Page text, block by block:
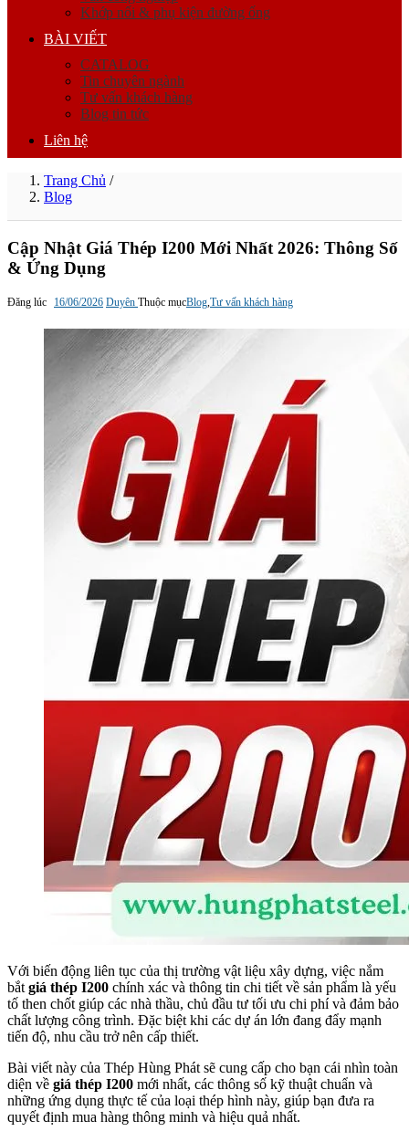
Khớp nối & phụ kiện đường ống
BÀI VIẾT
CATALOG
Tin chuyên ngành
Tư vấn khách hàng
Blog tin tức
Liên hệ
Trang Chủ /
Blog
Cập Nhật Giá Thép I200 Mới Nhất 2026: Thông Số
& Ứng Dụng
Đăng lúc 16/06/2026 Duyên Thuộc mụcBlog Tư vấn khách hàng
Với biến động liên tục của thị trường vật liệu xây dựng, việc nắm
bắt giá thép I200 chính xác và thông tin chi tiết về sản phẩm là yếu
tố then chốt giúp các nhà thầu, chủ đầu tư tối ưu chi phí và đảm bảo
chất lượng công trình. Đặc biệt khi các dự án lớn đang đẩy mạnh
tiến độ, nhu cầu trở nên cấp thiết.
Bài viết này của Thép Hùng Phát sẽ cung cấp cho bạn cái nhìn toàn
diện về giá thép I200 mới nhất, các thông số kỹ thuật chuẩn và
những ứng dụng thực tế của loại thép hình này, giúp bạn đưa ra
quyết định mua hàng thông minh và hiệu quả nhất.